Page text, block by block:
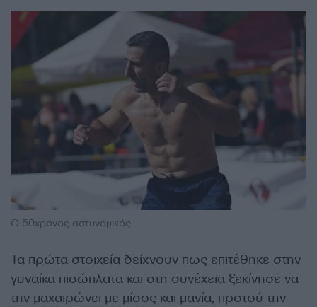
Ο 50χρονος αστυνομικός
Τα πρώτα στοιχεία δείχνουν πως επιτέθηκε στην
γυναίκα πισώπλατα και στη συνέχεια ξεκίνησε να
την μαχαιρώνει με μίσος και μανία, προτού την